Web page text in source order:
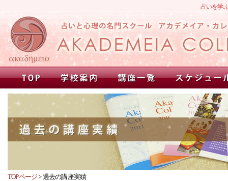
占いを学
TOPページ>過去の講座実績